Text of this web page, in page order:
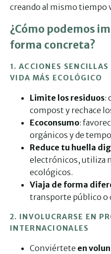
creando al mismo tiempo
¿Cómo podemos
forma concreta?
1. ACCIONES
VIDA MÁS ECOLÓGICO
Limite los residuos:
compost y rechace
Ecoconsumo:
orgánicos y de
Reduce tu huella
electrónicos, utiliza
ecológicos.
Viaja de forma
transporte público o
2. INVOLUCRARSE EN
INTERNACIONALES
Conviértete en